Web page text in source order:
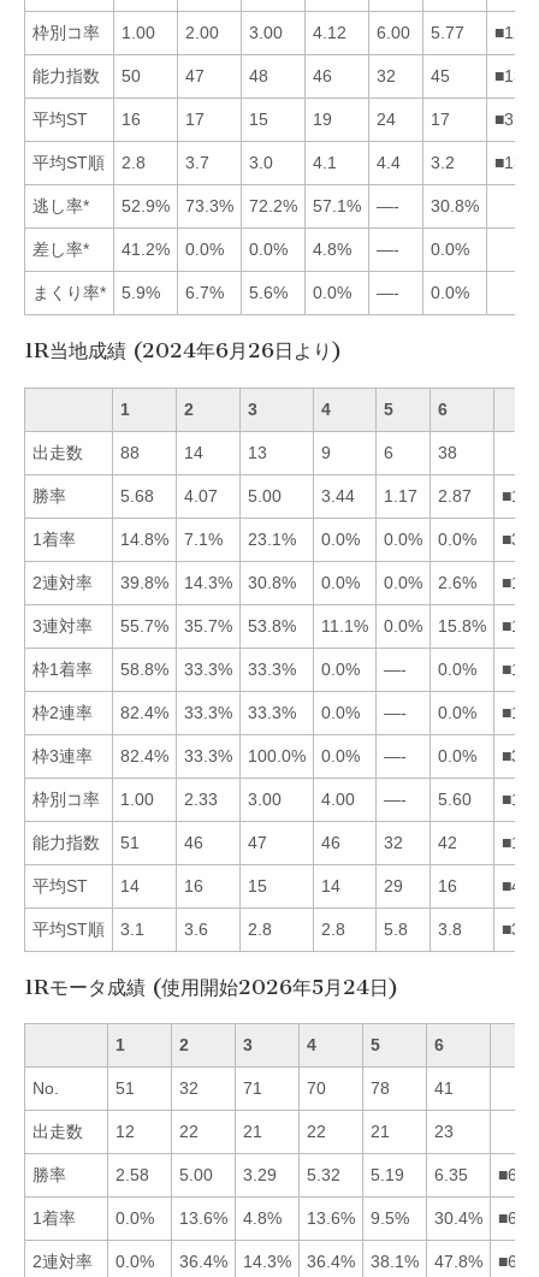
枠別コ率 1.00 2.00 3.00 4.12 6.00 5.77
能力指数 50 47 48 46 32 45
平均ST 16 17 15 19 24 17
平均ST順 2.8 3.7 3.0 4.1 4.4 3.2
逃し率* 52.9% 73.3% 72.2% 57.1% —- 30.8%
差し率* 41.2% 0.0% 0.0% 4.8% —- 0.0%
まくり率* 5.9% 6.7% 5.6% 0.0% —- 0.0%
1R当地成績 (2024年6月26日より)
1 2 3 4 5 6
出走数 88 14 13 9 6 38
勝率 5.68 4.07 5.00 3.44 1.17 2.87
1着率 14.8% 7.1% 23.1% 0.0% 0.0% 0.0%
2連対率 39.8% 14.3% 30.8% 0.0% 0.0% 2.6%
3連対率 55.7% 35.7% 53.8% 11.1% 0.0% 15.8%
枠1着率 58.8% 33.3% 33.3% 0.0% —- 0.0%
枠2連率 82.4% 33.3% 33.3% 0.0% —- 0.0%
枠3連率 82.4% 33.3% 100.0% 0.0% —- 0.0%
枠別コ率 1.00 2.33 3.00 4.00 —- 5.60
能力指数 51 46 47 46 32 42
平均ST 14 16 15 14 29 16
平均ST順 3.1 3.6 2.8 2.8 5.8 3.8
1Rモータ成績 (使用開始2026年5月24日)
1 2 3 4 5 6
No. 51 32 71 70 78 41
出走数 12 22 21 22 21 23
勝率 2.58 5.00 3.29 5.32 5.19 6.35
1着率 0.0% 13.6% 4.8% 13.6% 9.5% 30.4%
2連対率 0.0% 36.4% 14.3% 36.4% 38.1% 47.8%